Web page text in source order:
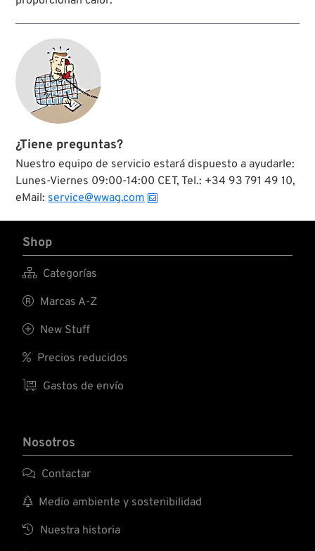
¿Tiene preguntas?
Nuestro equipo de servicio estará dispuesto a ayudarle:
Lunes-Viernes 09:00-14:00 CET, Tel.: +34 93 791 49 10,
eMail:service@wwag.com
Shop
 Categorías
 Marcas A-Z
 New Stuff
 Precios reducidos
 Gastos de envío
Nosotros
 Contactar
 Medio ambiente y sostenibilidad
 Nuestra historia